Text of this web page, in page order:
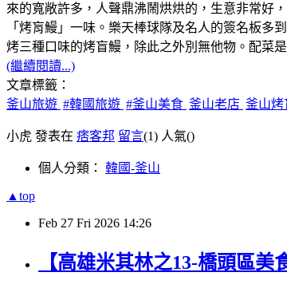
來的寬敞許多，人聲鼎沸鬧烘烘的，生意非常好
「烤肓鰻」一味。樂天棒球隊及名人的簽名板
烤三種口味的烤盲鰻，除此之外別無他物。配菜
(繼續閱讀...)
文章標籤：
釜山旅遊 #韓國旅遊 #釜山美食 釜山老店 釜山烤
小虎 發表在 痞客邦 留言(1) 人氣()
個人分類： 韓國-釜山
▲top
Feb 27 Fri 2026 14:26
【高雄米其林之13-橋頭區